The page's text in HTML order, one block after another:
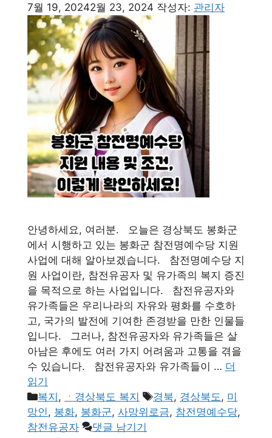
7월 19, 20242월 23, 2024 작성자: 관리자
안녕하세요, 여러분. 오늘은 경상북도 봉화군
에서 시행하고 있는 봉화군 참전명예수당 지원
사업에 대해 알아보겠습니다. 참전명예수당 지
원 사업이란, 참전유공자 및 유가족의 복지 증진
을 목적으로 하는 사업입니다. 참전유공자와
유가족들은 우리나라의 자유와 평화를 수호하
고, 국가의 발전에 기여한 존경받을 만한 인물들
입니다. 그러나, 참전유공자와 유가족들은 살
아남은 후에도 여러 가지 어려움과 고통을 겪을
수 있습니다. 참전유공자와 유가족들이 … 더
읽기
카
테
고
복지 , ㆍ경상북도 복지
태
그
경북, 경상북도, 미
망인, 봉화, 봉화군, 사망위로금, 참전명예수당,
참전유공자
댓글 남기기